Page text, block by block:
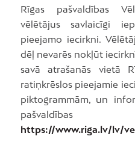
Rīgas pašvaldības
vēlētājus savlaicīgi
pieejamo iecirkni.
dēļ nevarēs nokļūt
savā atrašanās vietā
ratiņkrēslos pieejamie
piktogrammām, un
pašvaldības
https://www.riga.lv/lv/